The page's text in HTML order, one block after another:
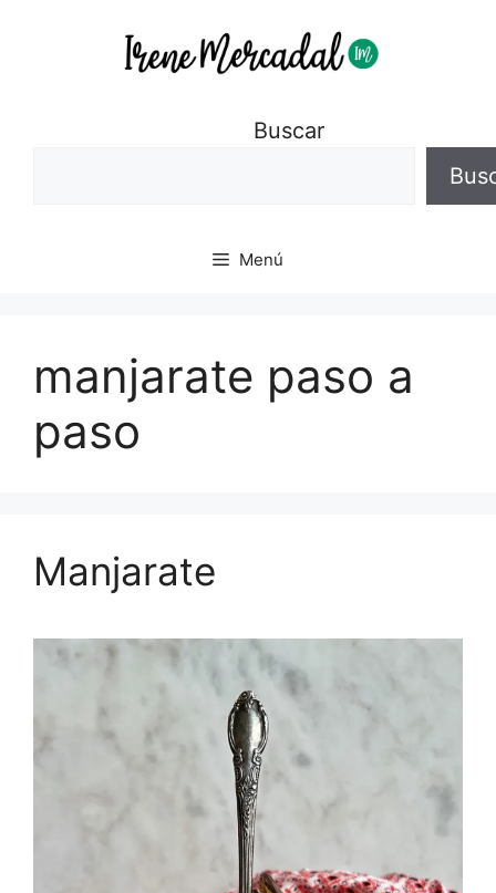
Buscar
Menú
manjarate paso a
paso
Manjarate